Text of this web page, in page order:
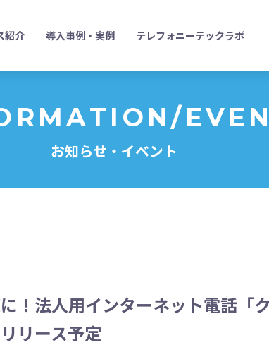
紹介 導入事例・実例 テレフォニーテックラボ
お知らせ・イベント
！法人用インターネット電話「
リース予定